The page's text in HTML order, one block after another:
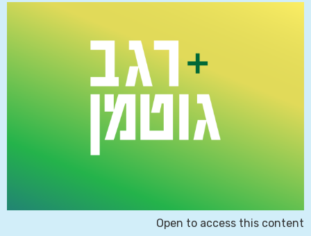
Open to access this content